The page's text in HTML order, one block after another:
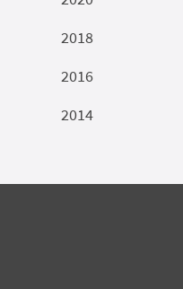
2018
2016
2014